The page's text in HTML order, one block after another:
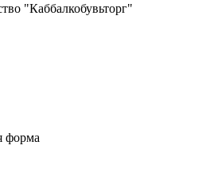
"Каббалкобувьторг"
форма